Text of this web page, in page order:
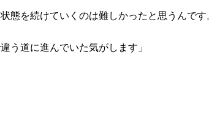
態を続けていくのは難しかったと思うんです
う道に進んでいた気がします」